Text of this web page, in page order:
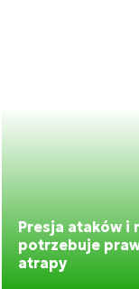
Presja ataków i
potrzebuje
atrapy